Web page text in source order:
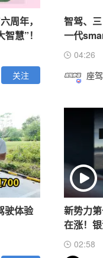
周年，
慧”！
关注
智驾、
一代
04:26
座
驶体验
新势力
在涨！
02:58